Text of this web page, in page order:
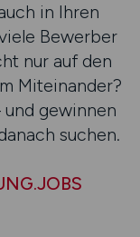
in Ihren
Bewerber
nur auf den
Miteinander?
und gewinnen
suchen.